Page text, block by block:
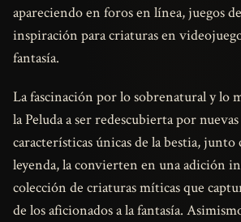
apareciendo en foros en línea, juegos
inspiración para criaturas en
fantasía.
La fascinación por lo sobrenatural y lo
la Peluda a ser redescubierta por
características únicas de la bestia, junto
leyenda, la convierten en una adición
colección de criaturas míticas que
de los aficionados a la fantasía.